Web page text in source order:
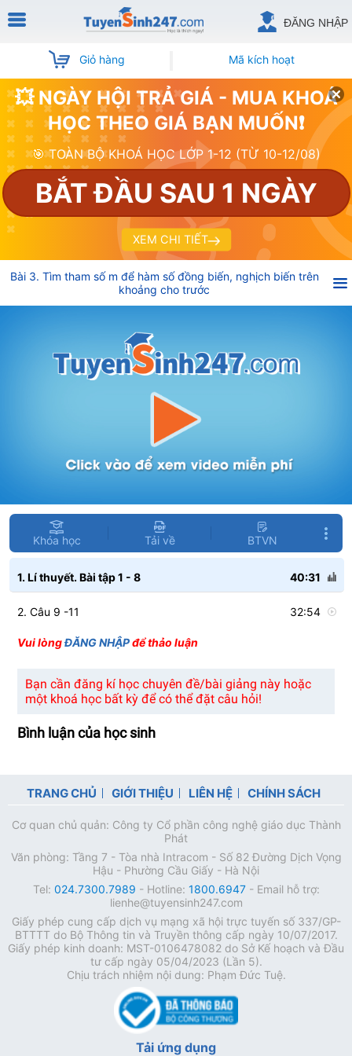
ĐĂNG NHẬP
Giỏ hàng Mã kích hoạt
💥 NGÀY HỘI TRẢ GIÁ - MUA KHOÁ
HỌC THEO GIÁ BẠN MUỐN❗
🎯 TOÀN BỘ KHOÁ HỌC LỚP 1-12 (TỪ 10-12/08)
BẮT ĐẦU SAU 1 NGÀY
XEM CHI TIẾT
Bài 3. Tìm tham số m để hàm số đồng biến, nghịch biến trên
khoảng cho trước
Khóa học Tải về BTVN
1. Lí thuyết. Bài tập 1 - 8 40:31
2. Câu 9 -11 32:54
Vui lòngĐĂNG NHẬPđể thảo luận
Bạn cần đăng kí học chuyên đề/bài giảng này hoặc
một khoá học bất kỳ để có thể đặt câu hỏi!
Bình luận của học sinh
TRANG CHỦ GIỚI THIỆU LIÊN HỆ CHÍNH SÁCH
Cơ quan chủ quản: Công ty Cổ phần công nghệ giáo dục Thành
Phát
Văn phòng: Tầng 7 - Tòa nhà Intracom - Số 82 Đường Dịch Vọng
Hậu - Phường Cầu Giấy - Hà Nội
Tel: 024.7300.7989 - Hotline: 1800.6947- Email hỗ trợ:
lienhe@tuyensinh247.com
Giấy phép cung cấp dịch vụ mạng xã hội trực tuyến số 337/GP-
BTTTT do Bộ Thông tin và Truyền thông cấp ngày 10/07/2017.
Giấy phép kinh doanh: MST-0106478082 do Sở Kế hoạch và Đầu
tư cấp ngày 05/04/2023 (Lần 5).
Chịu trách nhiệm nội dung: Phạm Đức Tuệ.
Tải ứng dụng